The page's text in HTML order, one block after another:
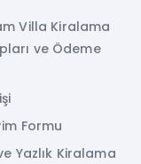
Villa Kiralama
ve Ödeme
Formu
Yazlık Kiralama